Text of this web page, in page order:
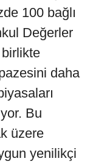
100 bağlı
Değerler
daha
Bu
üzere
yenilikçi